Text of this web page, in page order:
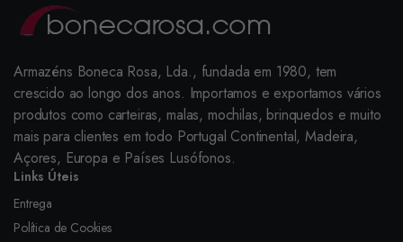
Armazéns Boneca Rosa, Lda., fundada em 1980, tem
crescido ao longo dos anos. Importamos e exportamos vários
produtos como carteiras, malas, mochilas, brinquedos e muito
mais para clientes em todo Portugal Continental, Madeira,
Açores, Europa e Países Lusófonos.
Links Úteis
Entrega
Política de Cookies